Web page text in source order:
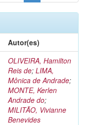
Autor(es)
OLIVEIRA, Hamilton
Reis de; LIMA,
Mônica de Andrade;
MONTE, Kerlen
Andrade do;
MILITÃO, Vivianne
Benevides